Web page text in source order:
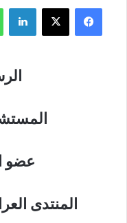
فيسبوك لينكدإن
عضو
المنتدى